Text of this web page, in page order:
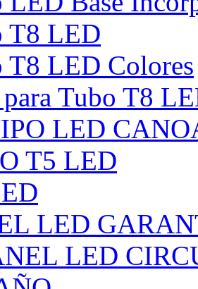
T8 LED
T8 LED Colores
para Tubo T8
LED
T5 LED
LED
LED